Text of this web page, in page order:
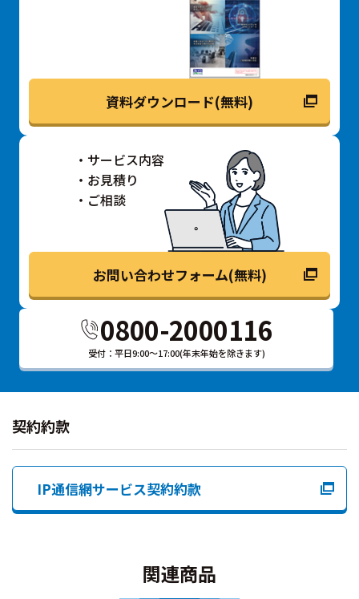
資料ダウンロード(無料)
サービス内容
お見積り
ご相談
お問い合わせフォーム(無料)
0800-2000116
受付：平日9:00～17:00(年末年始を除きます)
契約約款
IP通信網サービス契約約款
関連商品